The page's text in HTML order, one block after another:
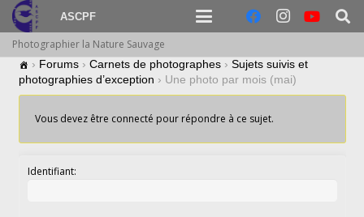
ASCPF
Photographier la Nature Sauvage
› Forums › Carnets de photographes › Sujets suivis et
photographies d’exception › Une photo par mois (mai)
Vous devez être connecté pour répondre à ce sujet.
Identifiant: